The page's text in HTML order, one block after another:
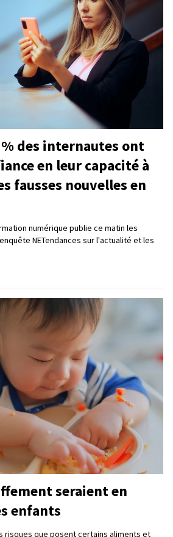
des internautes ont
en leur capacité à
fausses nouvelles en
numérique publie ce matin les
NETendances sur l'actualité et les
seraient en
enfants
risques que posent certains aliments et